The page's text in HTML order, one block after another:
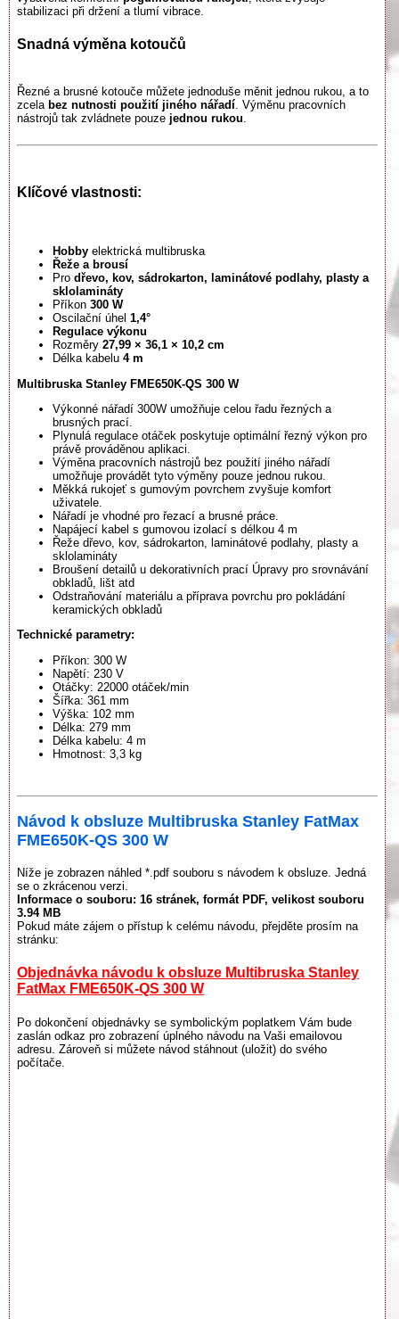
stabilizaci při držení a tlumí vibrace.
Snadná výměna kotoučů
Řezné a brusné kotouče můžete jednoduše měnit jednou rukou, a to
zcela bez nutnosti použití jiného nářadí. Výměnu pracovních
nástrojů tak zvládnete pouze jednou rukou.
Klíčové vlastnosti:
Hobby elektrická multibruska
Řeže a brousí
Pro dřevo, kov, sádrokarton, laminátové podlahy, plasty a
sklolamináty
Příkon 300 W
Oscilační úhel 1,4°
Regulace výkonu
Rozměry 27,99 × 36,1 × 10,2 cm
Délka kabelu 4 m
Multibruska Stanley FME650K-QS 300 W
Výkonné nářadí 300W umožňuje celou řadu řezných a
brusných prací.
Plynulá regulace otáček poskytuje optimální řezný výkon pro
právě prováděnou aplikaci.
Výměna pracovních nástrojů bez použití jiného nářadí
umožňuje provádět tyto výměny pouze jednou rukou.
Měkká rukojeť s gumovým povrchem zvyšuje komfort
uživatele.
Nářadí je vhodné pro řezací a brusné práce.
Napájecí kabel s gumovou izolací s délkou 4 m
Řeže dřevo, kov, sádrokarton, laminátové podlahy, plasty a
sklolamináty
Broušení detailů u dekorativních prací Úpravy pro srovnávání
obkladů, lišt atd
Odstraňování materiálu a příprava povrchu pro pokládání
keramických obkladů
Technické parametry:
Příkon: 300 W
Napětí: 230 V
Otáčky: 22000 otáček/min
Šířka: 361 mm
Výška: 102 mm
Délka: 279 mm
Délka kabelu: 4 m
Hmotnost: 3,3 kg
Návod k obsluze Multibruska Stanley FatMax
FME650K-QS 300 W
Níže je zobrazen náhled *.pdf souboru s návodem k obsluze. Jedná
se o zkrácenou verzi.
Informace o souboru: 16 stránek, formát PDF, velikost souboru
3.94 MB
Pokud máte zájem o přístup k celému návodu, přejděte prosím na
stránku:
Objednávka návodu k obsluze Multibruska Stanley
FatMax FME650K-QS 300 W
Po dokončení objednávky se symbolickým poplatkem Vám bude
zaslán odkaz pro zobrazení úplného návodu na Vaši emailovou
adresu. Zároveň si můžete návod stáhnout (uložit) do svého
počítače.